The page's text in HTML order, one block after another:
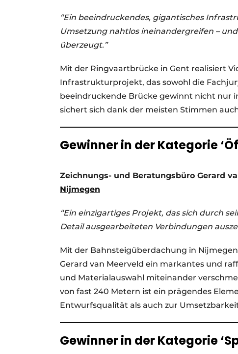
“Ein beeindruckendes, gigantisches
Umsetzung nahtlos ineinandergreifen –
überzeugt.”
Mit der Ringvaartbrücke in Gent realisiert
Infrastrukturprojekt, das sowohl die
beeindruckende Brücke gewinnt nicht nur
sichert sich dank der meisten Stimmen
Gewinner in der Kategorie
Zeichnungs- und Beratungsbüro Gerard
Nijmegen
“Ein einzigartiges Projekt, das sich durch
Detail ausgearbeiteten Verbindungen
Mit der Bahnsteigüberdachung in
Gerard van Meerveld ein markantes und
und Materialauswahl miteinander
von fast 240 Metern ist ein prägendes
Entwurfsqualität als auch zur
Gewinner in der Kategorie